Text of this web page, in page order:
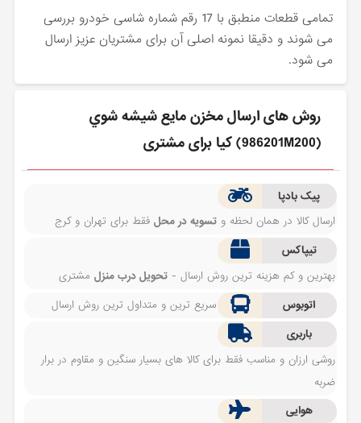
تمامی قطعات منطبق با 17 رقم شماره شاسی خودرو بررسی
می شوند و دقیقا نمونه اصلی آن برای مشتریان عزیز ارسال
می شود.
روش های ارسال مخزن مايع شيشه شوي
(986201M200) کیا برای مشتری
پیک بادپا
ارسال کالا در همان لحظه وتسویه در محل فقط برای تهران و کرج
تیپاکس
بهترین و کم هزینه ترین روش ارسال -تحویل درب منزل مشتری
اتوبوس
سریع ترین و متداول ترین روش ارسال
باربری
روشی ارزان و مناسب فقط برای کالا های بسیار سنگین و مقاوم در برار
ضربه
هوایی